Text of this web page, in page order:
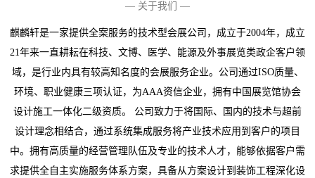
— 关于我们 —
麒麟轩是一家提供全案服务的技术型会展公司，成立于2004年，成立
21年来一直耕耘在科技、文博、医学、能源及外事展览类政企客户领
域，是行业内具有较高知名度的会展服务企业。公司通过ISO质量、
环境、职业健康三项认证，为AAA资信企业，拥有中国展览馆协会
设计施工一体化二级资质。 公司致力于将国际、国内的技术与超前
设计理念相结合，通过系统集成服务将产业技术应用到客户的项目
中。拥有高质量的经营管理队伍及专业的技术人才，能够依据客户需
求提供全自主实施服务体系方案，具备从方案设计到装饰工程深化设